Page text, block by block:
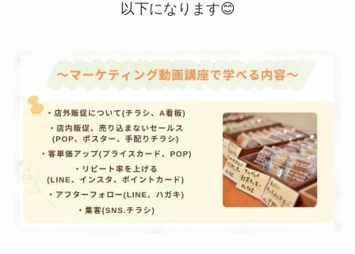
以下になります😊